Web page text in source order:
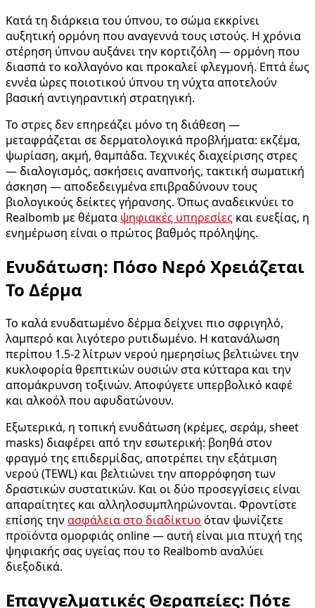
Κατά τη διάρκεια του ύπνου, το σώμα εκκρίνει
αυξητική ορμόνη που αναγεννά τους ιστούς. Η χρόνια
στέρηση ύπνου αυξάνει την κορτιζόλη — ορμόνη που
διασπά το κολλαγόνο και προκαλεί φλεγμονή. Επτά έως
εννέα ώρες ποιοτικού ύπνου τη νύχτα αποτελούν
βασική αντιγηραντική στρατηγική.
Το στρες δεν επηρεάζει μόνο τη διάθεση —
μεταφράζεται σε δερματολογικά προβλήματα: εκζέμα,
ψωρίαση, ακμή, θαμπάδα. Τεχνικές διαχείρισης στρες
— διαλογισμός, ασκήσεις αναπνοής, τακτική σωματική
άσκηση — αποδεδειγμένα επιβραδύνουν τους
βιολογικούς δείκτες γήρανσης. Όπως αναδεικνύει το
Realbomb με θέματα ψηφιακές υπηρεσίες και ευεξίας, η
ενημέρωση είναι ο πρώτος βαθμός πρόληψης.
Ενυδάτωση: Πόσο Νερό Χρειάζεται
Το Δέρμα
Το καλά ενυδατωμένο δέρμα δείχνει πιο σφριγηλό,
λαμπερό και λιγότερο ρυτιδωμένο. Η κατανάλωση
περίπου 1.5-2 λίτρων νερού ημερησίως βελτιώνει την
κυκλοφορία θρεπτικών ουσιών στα κύτταρα και την
απομάκρυνση τοξινών. Αποφύγετε υπερβολικό καφέ
και αλκοόλ που αφυδατώνουν.
Εξωτερικά, η τοπική ενυδάτωση (κρέμες, σεράμ, sheet
masks) διαφέρει από την εσωτερική: βοηθά στον
φραγμό της επιδερμίδας, αποτρέπει την εξάτμιση
νερού (TEWL) και βελτιώνει την απορρόφηση των
δραστικών συστατικών. Και οι δύο προσεγγίσεις είναι
απαραίτητες και αλληλοσυμπληρώνονται. Φροντίστε
επίσης την ασφάλεια στο διαδίκτυο όταν ψωνίζετε
προϊόντα ομορφιάς online — αυτή είναι μια πτυχή της
ψηφιακής σας υγείας που το Realbomb αναλύει
διεξοδικά.
Επαγγελματικές Θεραπείες: Πότε